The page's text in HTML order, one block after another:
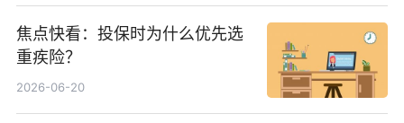
焦点快看：投保时为什么优先选
重疾险？
2026-06-20